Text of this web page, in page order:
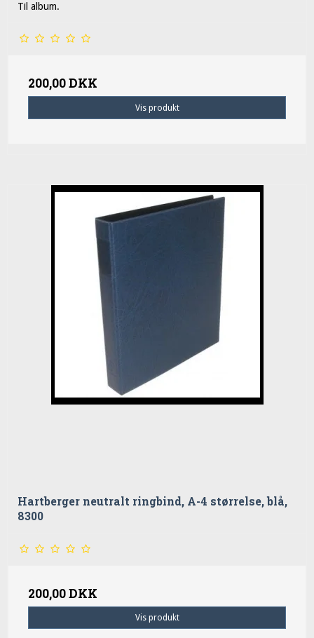
Til album.
200,00 DKK
Vis produkt
Hartberger neutralt ringbind, A-4 størrelse, blå,
8300
200,00 DKK
Vis produkt